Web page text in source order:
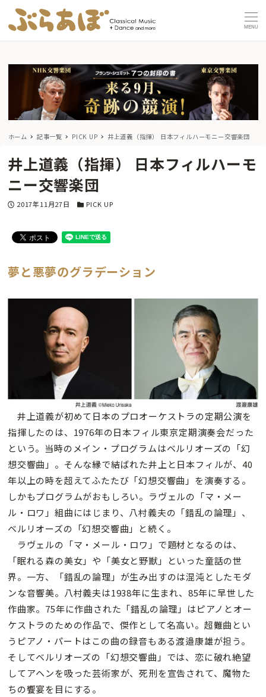
MENU
ホーム 記事一覧 PICK UP 井上道義（指揮） 日本フィルハーモニー交響楽団
井上道義（指揮） 日本フィルハーモ
ニー交響楽団
投稿日
2017年11月27日 カテゴリー
PICK UP
夢と悪夢のグラデーション
井上道義が初めて日本のプロオーケストラの定期公演を
指揮したのは、1976年の日本フィル東京定期演奏会だった
という。当時のメイン・プログラムはベルリオーズの「幻
想交響曲」。そんな縁で結ばれた井上と日本フィルが、40
年以上の時を超えてふたたび「幻想交響曲」を演奏する。
しかもプログラムがおもしろい。ラヴェルの「マ・メー
ル・ロワ」組曲にはじまり、八村義夫の「錯乱の論理」、
ベルリオーズの「幻想交響曲」と続く。
ラヴェルの「マ・メール・ロワ」で題材となるのは、
「眠れる森の美女」や「美女と野獣」といった童話の世
界。一方、「錯乱の論理」が生み出すのは混沌としたモダ
ンな音響美。八村義夫は1938年に生まれ、85年に早世した
作曲家。75年に作曲された「錯乱の論理」はピアノとオー
ケストラのための作品で、傑作として名高い。超難曲とい
うピアノ・パートはこの曲の録音もある渡邉康雄が担う。
そしてベルリオーズの「幻想交響曲」では、恋に破れ絶望
してアヘンを吸った芸術家が、死刑を宣告されて、魔物た
ちの饗宴を目にする。